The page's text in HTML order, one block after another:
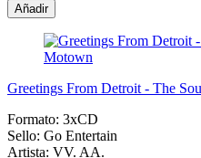
Añadir
Greetings From Detroit - The
Formato: 3xCD
Sello: Go Entertain
Artista: VV. AA.